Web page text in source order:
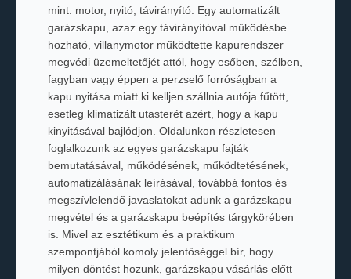
mint: motor, nyitó, távirányító. Egy automatizált
garázskapu, azaz egy távirányítóval működésbe
hozható, villanymotor működtette kapurendszer
megvédi üzemeltetőjét attól, hogy esőben, szélben,
fagyban vagy éppen a perzselő forróságban a
kapu nyitása miatt ki kelljen szállnia autója fűtött,
esetleg klimatizált utasterét azért, hogy a kapu
kinyitásával bajlódjon. Oldalunkon részletesen
foglalkozunk az egyes garázskapu fajták
bemutatásával, működésének, működtetésének,
automatizálásának leírásával, továbbá fontos és
megszívlelendő javaslatokat adunk a garázskapu
megvétel és a garázskapu beépítés tárgykörében
is. Mivel az esztétikum és a praktikum
szempontjából komoly jelentőséggel bír, hogy
milyen döntést hozunk, garázskapu vásárlás előtt